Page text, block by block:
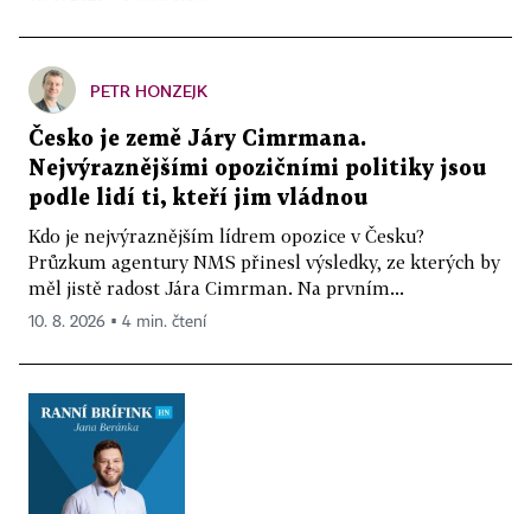
PETR HONZEJK
Česko je země Járy Cimrmana.
Nejvýraznějšími opozičními politiky jsou
podle lidí ti, kteří jim vládnou
Kdo je nejvýraznějším lídrem opozice v Česku?
Průzkum agentury NMS přinesl výsledky, ze kterých by
měl jistě radost Jára Cimrman. Na prvním...
10. 8. 2026 ▪ 4 min. čtení